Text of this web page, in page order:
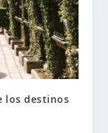
los destinos